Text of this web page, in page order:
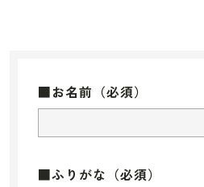
■お名前 （必須）
■ふりがな （必須）